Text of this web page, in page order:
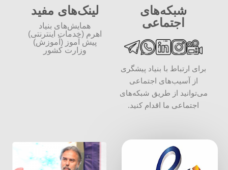
شبکه‌های
اجتماعی
برای ارتباط با بنیاد پیشگری
از آسیب‌های اجتماعی
می‌توانید از طریق شبکه‌‎های
اجتماعی ما اقدام کنید.
لینک‌های مفید
همایش‌های بنیاد
اهرم (خدمات اینترنتی)
پیش آموز (آموزش)
وزارت کشور